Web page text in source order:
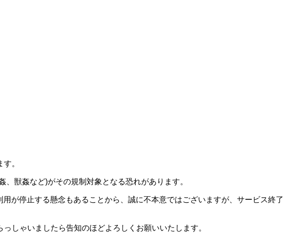
。
獣姦など)がその規制対象となる恐れがあります。
が停止する懸念もあることから、誠に不本意ではございますが、サービス終了
しゃいましたら告知のほどよろしくお願いいたします。